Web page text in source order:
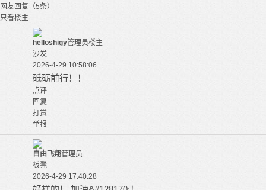
网友回复（5条）
只看楼主
helloshigy管理员楼主
沙发
2026-4-29 10:58:06
砥砺前行！！
点评
回复
打赏
举报
自由飞翔管理员
板凳
2026-4-29 17:40:28